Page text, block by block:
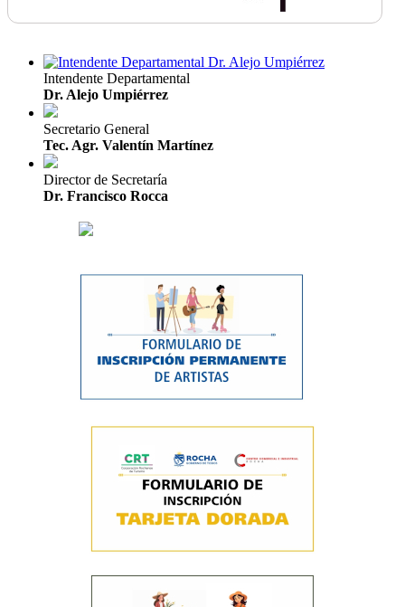
Intendente Departamental
Dr. Alejo Umpiérrez
Secretario General
Tec. Agr. Valentín Martínez
Director de Secretaría
Dr. Francisco Rocca